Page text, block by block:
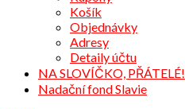
Košík
Objednávky
Adresy
Detaily účtu
NA SLOVÍČKO, PŘÁTELÉ!
Nadační fond Slavie